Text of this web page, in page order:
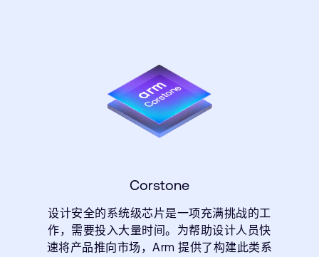
Corstone
设计安全的系统级芯片是一项充满挑战的工
作，需要投入大量时间。为帮助设计人员快
速将产品推向市场，Arm 提供了构建此类系